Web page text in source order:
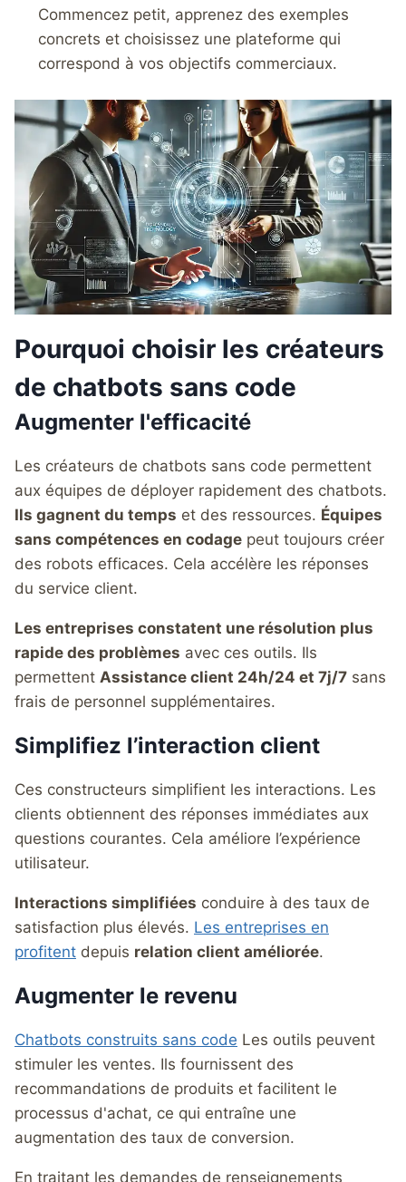
Commencez petit, apprenez des exemples
concrets et choisissez une plateforme qui
correspond à vos objectifs commerciaux.
Pourquoi choisir les créateurs
de chatbots sans code
Augmenter l'efficacité
Les créateurs de chatbots sans code permettent
aux équipes de déployer rapidement des chatbots.
Ils gagnent du temps et des ressources. Équipes
sans compétences en codage peut toujours créer
des robots efficaces. Cela accélère les réponses
du service client.
Les entreprises constatent une résolution plus
rapide des problèmes avec ces outils. Ils
permettent Assistance client 24h/24 et 7j/7 sans
frais de personnel supplémentaires.
Simplifiez l’interaction client
Ces constructeurs simplifient les interactions. Les
clients obtiennent des réponses immédiates aux
questions courantes. Cela améliore l’expérience
utilisateur.
Interactions simplifiées conduire à des taux de
satisfaction plus élevés. Les entreprises en
profitent depuis relation client améliorée.
Augmenter le revenu
Chatbots construits sans code Les outils peuvent
stimuler les ventes. Ils fournissent des
recommandations de produits et facilitent le
processus d'achat, ce qui entraîne une
augmentation des taux de conversion.
En traitant les demandes de renseignements